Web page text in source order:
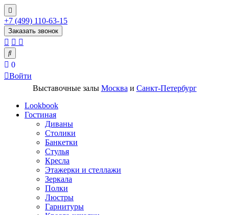
+7 (499) 110-63-15
Заказать звонок
0
Войти
Выставочные залы Москва и Санкт-Петербург
Lookbook
Гостиная
Диваны
Столики
Банкетки
Стулья
Кресла
Этажерки и стеллажи
Зеркала
Полки
Люстры
Гарнитуры